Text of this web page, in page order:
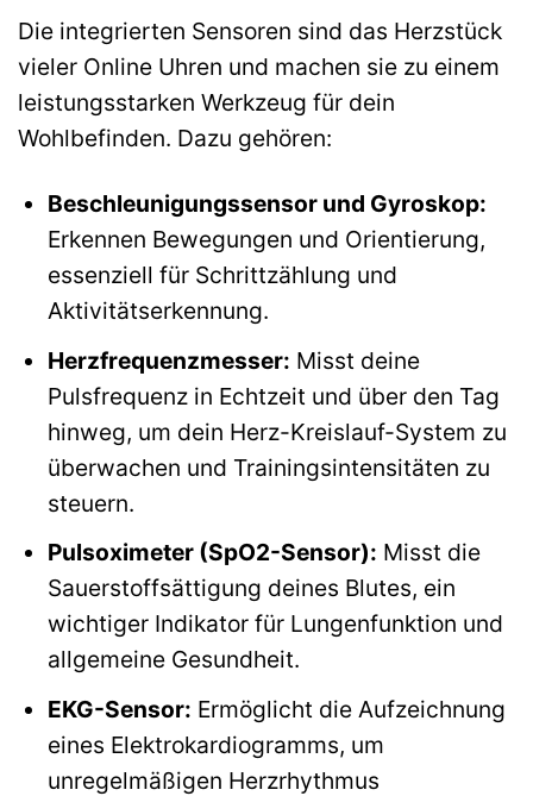
Die integrierten Sensoren sind das Herzstück
vieler Online Uhren und machen sie zu einem
leistungsstarken Werkzeug für dein
Wohlbefinden. Dazu gehören:
Beschleunigungssensor und Gyroskop:
Erkennen Bewegungen und Orientierung,
essenziell für Schrittzählung und
Aktivitätserkennung.
Herzfrequenzmesser: Misst deine
Pulsfrequenz in Echtzeit und über den Tag
hinweg, um dein Herz-Kreislauf-System zu
überwachen und Trainingsintensitäten zu
steuern.
Pulsoximeter (SpO2-Sensor): Misst die
Sauerstoffsättigung deines Blutes, ein
wichtiger Indikator für Lungenfunktion und
allgemeine Gesundheit.
EKG-Sensor: Ermöglicht die Aufzeichnung
eines Elektrokardiogramms, um
unregelmäßigen Herzrhythmus